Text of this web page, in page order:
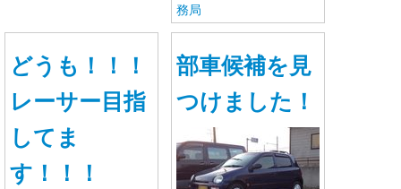
お問い合わせ
務局
どうも！！！
レーサー目指
してま
す！！！
部車候補を見
つけました！